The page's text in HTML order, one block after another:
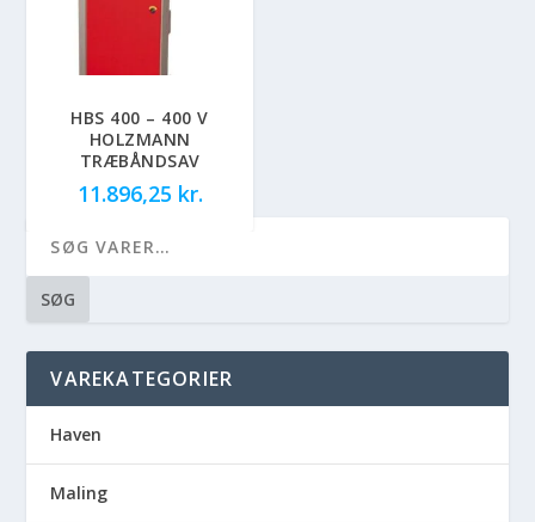
HBS 400 – 400 V
HOLZMANN
TRÆBÅNDSAV
11.896,25 kr.
SØG
VAREKATEGORIER
Haven
Maling